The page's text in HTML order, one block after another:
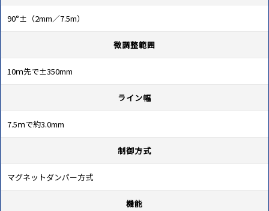
90°±（2mm／7.5m）
微調整範囲
10ｍ先で±350mm
ライン幅
7.5ｍで約3.0mm
制御方式
マグネットダンパー方式
機能